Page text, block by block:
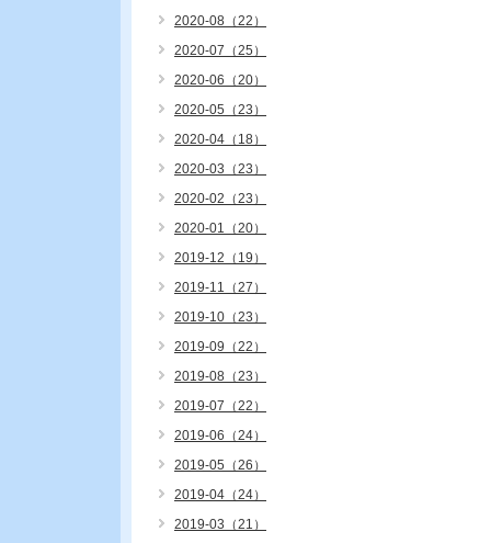
2020-08（22）
2020-07（25）
2020-06（20）
2020-05（23）
2020-04（18）
2020-03（23）
2020-02（23）
2020-01（20）
2019-12（19）
2019-11（27）
2019-10（23）
2019-09（22）
2019-08（23）
2019-07（22）
2019-06（24）
2019-05（26）
2019-04（24）
2019-03（21）